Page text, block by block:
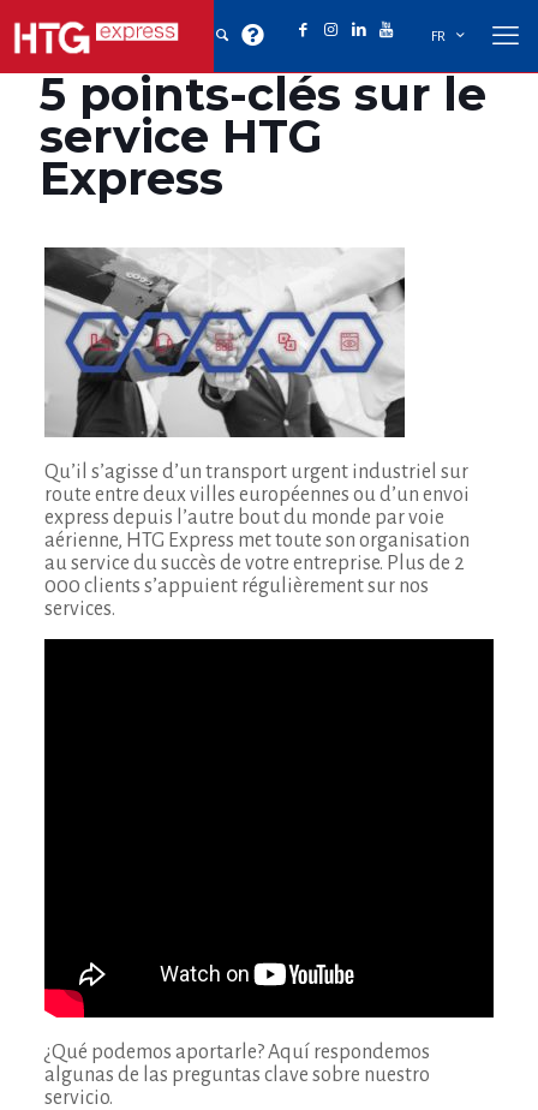
FR
5 points-clés sur le
service HTG
Express
Qu’il s’agisse d’un transport urgent industriel sur
route entre deux villes européennes ou d’un envoi
express depuis l’autre bout du monde par voie
aérienne, HTG Express met toute son organisation
au service du succès de votre entreprise. Plus de 2
000 clients s’appuient régulièrement sur nos
services.
¿Qué podemos aportarle? Aquí respondemos
algunas de las preguntas clave sobre nuestro
servicio.